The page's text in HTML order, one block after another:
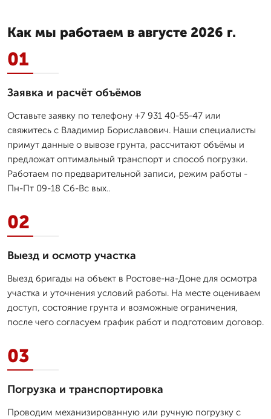
Как мы работаем в августе 2026 г.
01
Заявка и расчёт объёмов
Оставьте заявку по телефону +7 931 40-55-47 или
свяжитесь с Владимир Бориславович. Наши специалисты
примут данные о вывозе грунта, рассчитают объёмы и
предложат оптимальный транспорт и способ погрузки.
Работаем по предварительной записи, режим работы -
Пн-Пт 09-18 Сб-Вс вых..
02
Выезд и осмотр участка
Выезд бригады на объект в Ростове-на-Доне для осмотра
участка и уточнения условий работы. На месте оцениваем
доступ, состояние грунта и возможные ограничения,
после чего согласуем график работ и подготовим договор.
03
Погрузка и транспортировка
Проводим механизированную или ручную погрузку с